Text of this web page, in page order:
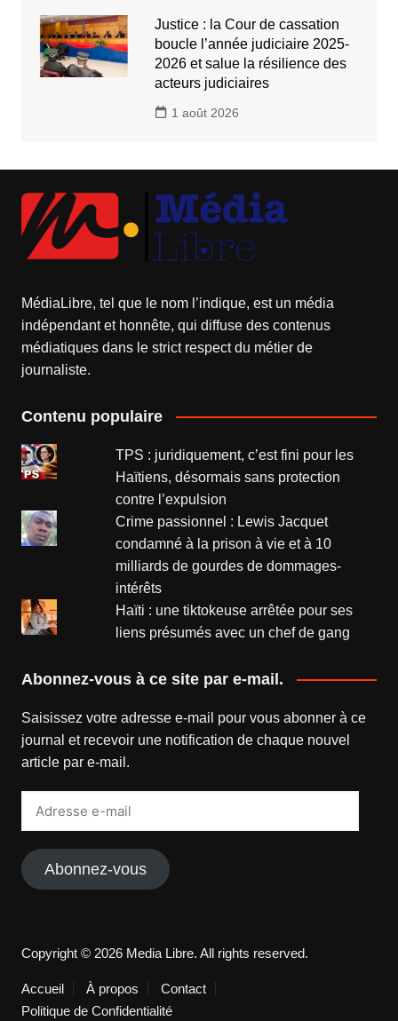
Justice : la Cour de cassation
boucle l’année judiciaire 2025-
2026 et salue la résilience des
acteurs judiciaires
1 août 2026
MédiaLibre, tel que le nom l’indique, est un média
indépendant et honnête, qui diffuse des contenus
médiatiques dans le strict respect du métier de
journaliste.
Contenu populaire
TPS : juridiquement, c’est fini pour les
Haïtiens, désormais sans protection
contre l’expulsion
Crime passionnel : Lewis Jacquet
condamné à la prison à vie et à 10
milliards de gourdes de dommages-
intérêts
Haïti : une tiktokeuse arrêtée pour ses
liens présumés avec un chef de gang
Abonnez-vous à ce site par e-mail.
Saisissez votre adresse e-mail pour vous abonner à ce
journal et recevoir une notification de chaque nouvel
article par e-mail.
Abonnez-vous
Copyright © 2026 Media Libre. All rights reserved.
Accueil À propos
Contact
Politique de Confidentialité